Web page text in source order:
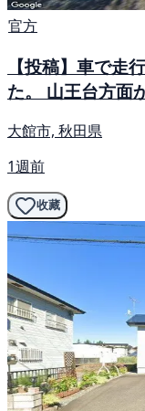
官方
【投稿】車で走
た。 山王台方面
大館市, 秋田県
1週前
收藏